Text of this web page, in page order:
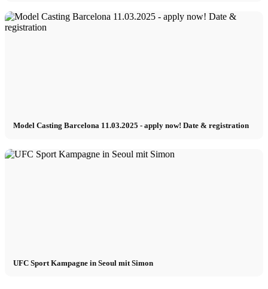
Model Casting Barcelona 11.03.2025 - apply now! Date & registration
UFC Sport Kampagne in Seoul mit Simon